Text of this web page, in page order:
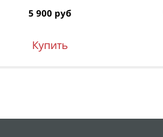
5 900 руб
Купить